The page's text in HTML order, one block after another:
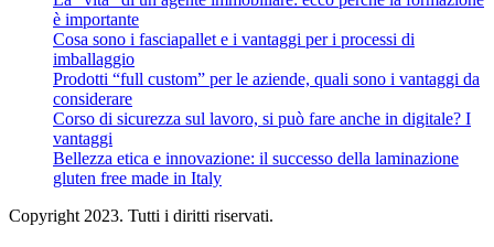
è importante
Cosa sono i fasciapallet e i vantaggi per i processi di
imballaggio
Prodotti “full custom” per le aziende, quali sono i vantaggi da
considerare
Corso di sicurezza sul lavoro, si può fare anche in digitale? I
vantaggi
Bellezza etica e innovazione: il successo della laminazione
gluten free made in Italy
Copyright 2023. Tutti i diritti riservati.